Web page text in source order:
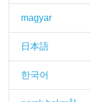
magyar
日本語
한국어